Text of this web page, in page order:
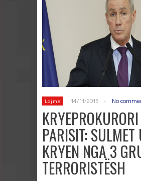
Lajme 14/11/2015 - No
PARISIT: SULMET
KRYEN NGA 3
TERRORISTËSH